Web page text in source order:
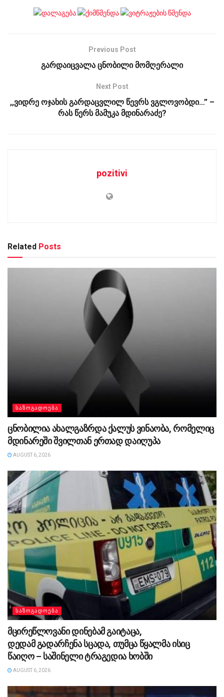
Previous Post
გარდაიცვალა ცნობილი მომღერალი
Next Post
,,ვიდრე ოჯახის გარდაცვლილ წევრს ვგლოვობდი…” –
რას წერს მამუკა მდინარაძე?
pozitivi
Related Posts
ᲡᲐᲖᲝᲒᲐᲓᲝᲔᲑᲐ
ცნობილია ახალგაზრდა ქალუს ვინაობა, რომელიც
მდინარეში შვილთან ერთად დაიღუპა
AUGUST 6, 2026
ᲡᲐᲖᲝᲒᲐᲓᲝᲔᲑᲐ
მცირეწლოვანი დინებამ გაიტაცა,
დედამ გადარჩენა სცადა, თუმცა წყალმა ისიც
წაიღო – საშინელი ტრაგედია ხობში
AUGUST 6, 2026